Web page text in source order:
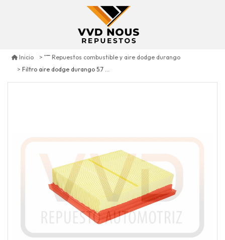
Inicio
Repuestos combustible y aire dodge durango
Filtro aire dodge durango 5.7 2011/2021